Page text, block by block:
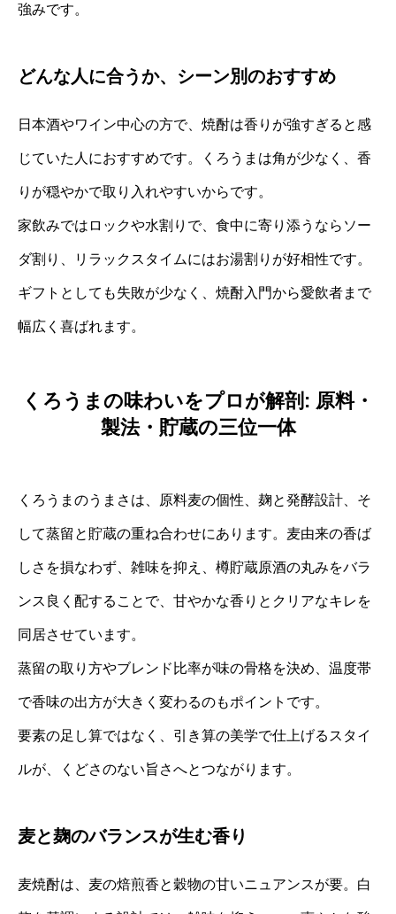
強みです。
どんな人に合うか、シーン別のおすすめ
日本酒やワイン中心の方で、焼酎は香りが強すぎると感
じていた人におすすめです。くろうまは角が少なく、香
りが穏やかで取り入れやすいからです。
家飲みではロックや水割りで、食中に寄り添うならソー
ダ割り、リラックスタイムにはお湯割りが好相性です。
ギフトとしても失敗が少なく、焼酎入門から愛飲者まで
幅広く喜ばれます。
くろうまの味わいをプロが解剖: 原料・
製法・貯蔵の三位一体
くろうまのうまさは、原料麦の個性、麹と発酵設計、そ
して蒸留と貯蔵の重ね合わせにあります。麦由来の香ば
しさを損なわず、雑味を抑え、樽貯蔵原酒の丸みをバラ
ンス良く配することで、甘やかな香りとクリアなキレを
同居させています。
蒸留の取り方やブレンド比率が味の骨格を決め、温度帯
で香味の出方が大きく変わるのもポイントです。
要素の足し算ではなく、引き算の美学で仕上げるスタイ
ルが、くどさのない旨さへとつながります。
麦と麹のバランスが生む香り
麦焼酎は、麦の焙煎香と穀物の甘いニュアンスが要。白